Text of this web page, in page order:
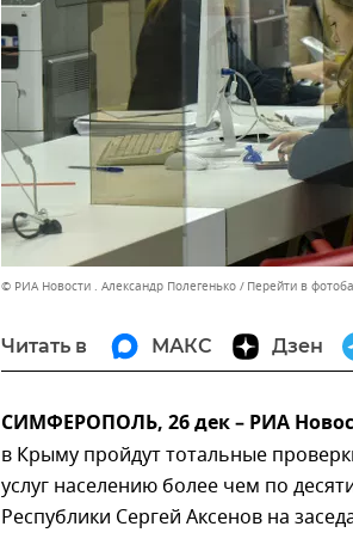
© РИА Новости . Александр Полегенько Перейти в
Читать в МАКС Дзен
СИМФЕРОПОЛЬ, 26 дек – РИА
в Крыму пройдут тотальные
услуг населению более чем по
Республики Сергей Аксенов на